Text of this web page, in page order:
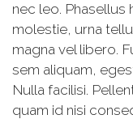
nec leo.
molestie, urna
magna vel libero.
sem aliquam,
Nulla facilisi.
quam id nisi